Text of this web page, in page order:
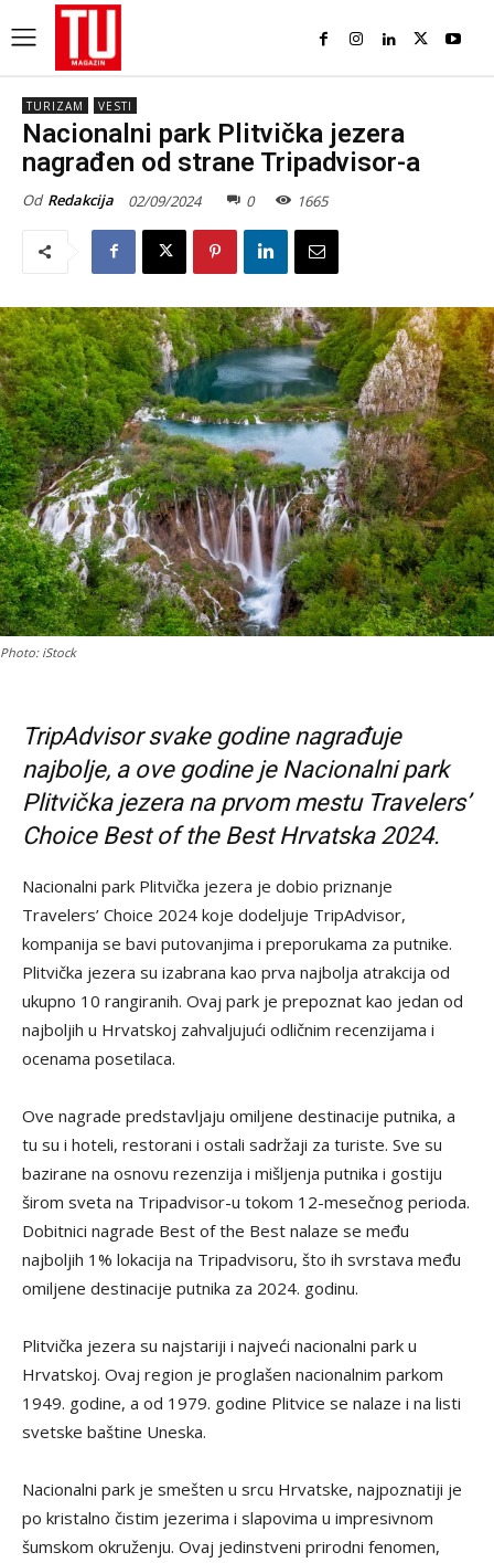
TURIZAM VESTI
Nacionalni park Plitvička jezera
nagrađen od strane Tripadvisor-a
Od Redakcija 02/09/2024 0 1665
Photo: iStock
TripAdvisor svake godine nagrađuje
najbolje, a ove godine je Nacionalni park
Plitvička jezera na prvom mestu Travelers’
Choice Best of the Best Hrvatska 2024.
Nacionalni park Plitvička jezera je dobio priznanje
Travelers’ Choice 2024 koje dodeljuje TripAdvisor,
kompanija se bavi putovanjima i preporukama za putnike.
Plitvička jezera su izabrana kao prva najbolja atrakcija od
ukupno 10 rangiranih. Ovaj park je prepoznat kao jedan od
najboljih u Hrvatskoj zahvaljujući odličnim recenzijama i
ocenama posetilaca.
Ove nagrade predstavljaju omiljene destinacije putnika, a
tu su i hoteli, restorani i ostali sadržaji za turiste. Sve su
bazirane na osnovu rezenzija i mišljenja putnika i gostiju
širom sveta na Tripadvisor-u tokom 12-mesečnog perioda.
Dobitnici nagrade Best of the Best nalaze se među
najboljih 1% lokacija na Tripadvisoru, što ih svrstava među
omiljene destinacije putnika za 2024. godinu.
Plitvička jezera su najstariji i najveći nacionalni park u
Hrvatskoj. Ovaj region je proglašen nacionalnim parkom
1949. godine, a od 1979. godine Plitvice se nalaze i na listi
svetske baštine Uneska.
Nacionalni park je smešten u srcu Hrvatske, najpoznatiji je
po kristalno čistim jezerima i slapovima u impresivnom
šumskom okruženju. Ovaj jedinstveni prirodni fenomen,